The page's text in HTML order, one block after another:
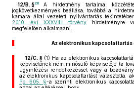
12/B. §26
A hirdetmény tartalma,
jogkövetkezmények beállása, továbbá a
kamara által vezetett nyilvántartás
2010. évi XXXVIII. törvény hirdetményre
megfelelően alkalmazni.
Az elektronikus kapcsolattartás
12/C. §(1) Ha az elektronikus
képviselőnek nem minősülő képviselője (a
ügyintézési rendelkezéssel vagy a
az elektronikus kapcsolattartást választotta,
Pp. 605. §-a szerinti elektronikus